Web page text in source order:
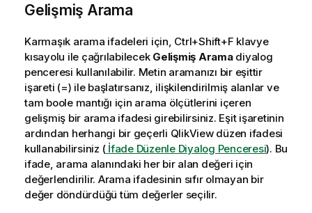
Gelişmiş Arama
Karmaşık arama ifadeleri için, Ctrl+Shift+F klavye
kısayolu ile çağrılabilecek Gelişmiş Aramadiyalog
penceresi kullanılabilir. Metin aramanızı bir eşittir
işareti (=) ile başlatırsanız, ilişkilendirilmiş alanlar ve
tam boole mantığı için arama ölçütlerini içeren
gelişmiş bir arama ifadesi girebilirsiniz. Eşit işaretinin
ardından herhangi bir geçerli QlikView düzen ifadesi
kullanabilirsiniz (İfade Düzenle Diyalog Penceresi). Bu
ifade, arama alanındaki her bir alan değeri için
değerlendirilir. Arama ifadesinin sıfır olmayan bir
değer döndürdüğü tüm değerler seçilir.